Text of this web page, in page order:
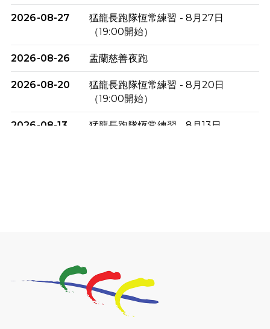
2026-08-27
猛龍長跑隊恆常練習 - 8月27日
（19:00開始）
2026-08-26 盂蘭慈善夜跑
2026-08-20
猛龍長跑隊恆常練習 - 8月20日
（19:00開始）
2026-08-13
猛龍長跑隊恆常練習 - 8月13日
2026-07-23
猛龍長跑隊恆常練習 - 7月23日
（19:00開始）
猛龍長跑隊恆常練習 - 7月16日